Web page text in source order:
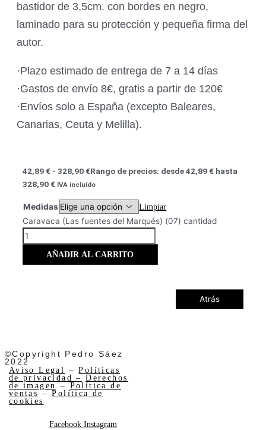
bastidor de 3,5cm. con bordes en negro,
laminado para su protección y pequeña firma del
autor.
·Plazo estimado de entrega de 7 a 14 días
·Gastos de envío 8€, gratis a partir de 120€
·Envíos solo a España (excepto Baleares,
Canarias, Ceuta y Melilla).
42,89€ - 328,90€Rango de precios: desde 42,89 € hasta
328,90 € IVA incluido
Medidas Limpiar
Caravaca (Las fuentes del Marqués) (07) cantidad
AÑADIR AL CARRITO
Atrás
©Copyright Pedro Sáez
2022
Aviso Legal –Políticas
de privacidad –
Derechos
de imagen – Política de
ventas –Política de
cookies
Facebook Instagram